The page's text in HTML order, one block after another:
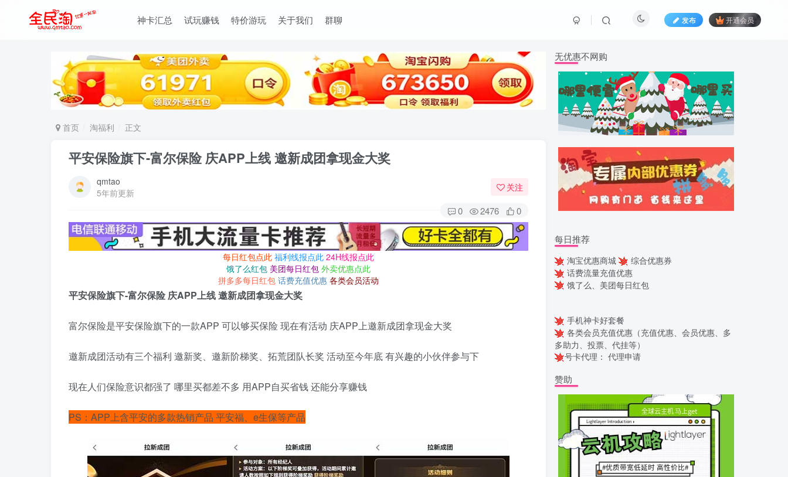
神卡汇总 试玩赚钱 特价游玩 关于我们 群聊 发布 开通会员
首页 淘福利 正文
平安保险旗下-富尔保险 庆APP上线 邀新成团拿现金大奖
qmtao
5年前更新
关注
0 2476 0
每日红包点此 福利线报点此 24H线报点此
饿了么红包 美团每日红包 外卖优惠点此
拼多多每日红包 话费充值优惠 各类会员活动
平安保险旗下-富尔保险 庆APP上线 邀新成团拿现金大奖
富尔保险是平安保险旗下的一款APP 可以够买保险 现在有活动 庆APP上邀新成团拿现金大奖
邀新成团活动有三个福利 邀新奖、邀新阶梯奖、拓荒团队长奖 活动至今年底 有兴趣的小伙伴参与下
现在人们保险意识都强了 哪里买都差不多 用APP自买省钱 还能分享赚钱
PS：APP上含平安的多款热销产品 平安福、e生保等产品
无优惠不网购
每日推荐
淘宝优惠商城
综合优惠券
话费流量充值优惠
饿了么、美团每日红包
手机神卡好套餐
各类会员充值优惠（充值优惠、会员优惠、多
多助力、投票、代挂等）
号卡代理： 代理申请
赞助